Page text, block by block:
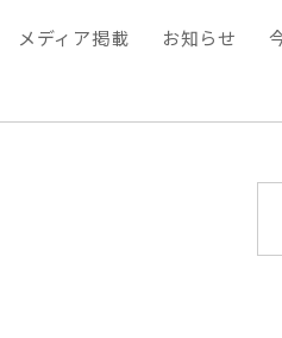
メディア掲載 お知らせ